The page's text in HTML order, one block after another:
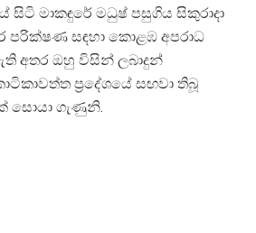
සිටි මාකඳුරේ මධුෂ් පසුගිය සිකුරාදා
පරික්ෂණ සඳහා කොළඹ අපරාධ
අතර ඔහු විසින් ලබාදුන්
ප්‍රදේශයේ සඟවා තිබූ
සොයා ගැණුනි.